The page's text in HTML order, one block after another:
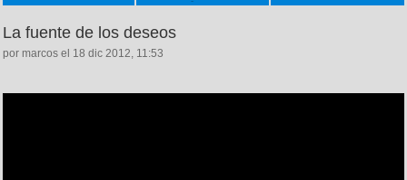
La fuente de los deseos
por marcos el 18 dic 2012, 11:53